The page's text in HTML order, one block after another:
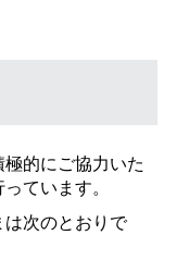
的にご協力いた
ています。
次のとおりで